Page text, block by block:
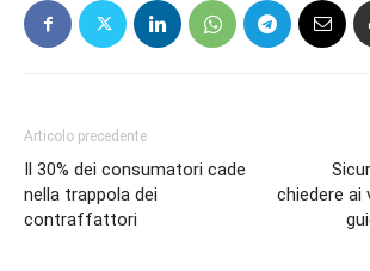
Articolo precedente
Il 30% dei consumatori cade
nella trappola dei
contraffattori
chiedere ai